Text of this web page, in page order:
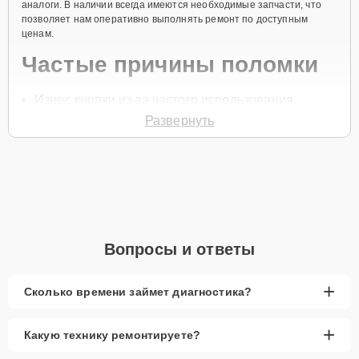
аналоги. В наличии всегда имеются необходимые запчасти, что
позволяет нам оперативно выполнять ремонт по доступным
ценам.
Частые причины поломки
Износ кнопки из-за частого использования.
Механические повреждения.
течение минуты для уточнения всех деталей и записи на
Главные особенности
Развернуть
Вопросы и ответы
Сколько времени займет диагностика? +
Какую технику ремонтируете? +